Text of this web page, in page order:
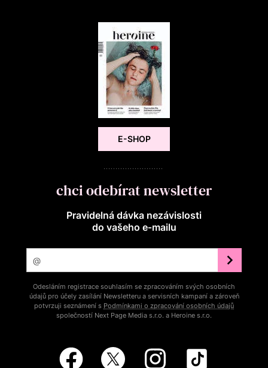
E-SHOP
chci odebírat newsletter
Pravidelná dávka nezávislosti
do vašeho e‑mailu
Odesláním registrace souhlasím se zpracováním svých osobních
údajů pro účely zasílání Newsletteru a servisních kampaní a zároveň
potvrzuji seznámení s Podmínkami o zpracování osobních údajů
společností Next Page Media s.r.o. a Heroine s.r.o.